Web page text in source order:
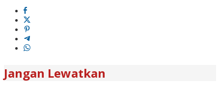
Jangan Lewatkan